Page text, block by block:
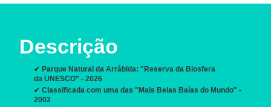
Descrição
✔ Parque Natural da Arrábida: "Reserva da Biosfera
da UNESCO" - 2026
✔ Classificada com uma das "Mais Belas Baías do Mundo" -
2002